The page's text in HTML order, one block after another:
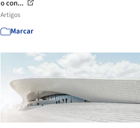
o con...
Artigos
Marcar